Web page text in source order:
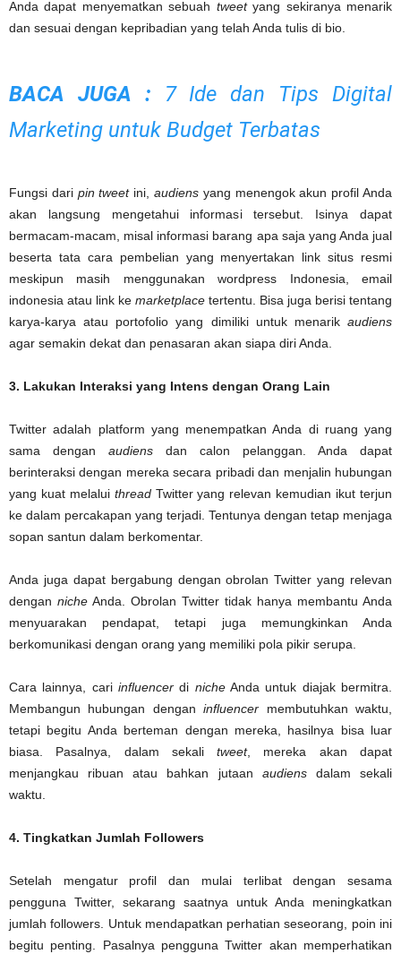
Anda dapat menyematkan sebuah tweetyang sekiranya menarik
dan sesuai dengan kepribadian yang telah Anda tulis di bio.
BACA JUGA :
7 Ide dan Tips Digital
Marketing untuk Budget Terbatas
Fungsi dari pin tweetini,audiens yang menengok akun profil Anda
akan langsung mengetahui informasi tersebut. Isinya dapat
bermacam-macam, misal informasi barang apa saja yang Anda jual
beserta tata cara pembelian yang menyertakan link situs resmi
meskipun masih menggunakan wordpress Indonesia, email
indonesia atau link ke marketplace tertentu. Bisa juga berisi tentang
karya-karya atau portofolio yang dimiliki untuk menarik audiens
agar semakin dekat dan penasaran akan siapa diri Anda.
3. Lakukan Interaksi yang Intens dengan Orang Lain
Twitter adalah platform yang menempatkan Anda di ruang yang
sama dengan audiens dan calon pelanggan. Anda dapat
berinteraksi dengan mereka secara pribadi dan menjalin hubungan
yang kuat melalui threadTwitter yang relevan kemudian ikut terjun
ke dalam percakapan yang terjadi. Tentunya dengan tetap menjaga
sopan santun dalam berkomentar.
Anda juga dapat bergabung dengan obrolan Twitter yang relevan
dengan niche Anda. Obrolan Twitter tidak hanya membantu Anda
menyuarakan pendapat, tetapi juga memungkinkan Anda
berkomunikasi dengan orang yang memiliki pola pikir serupa.
Cara lainnya, cari influencer di nicheAnda untuk diajak bermitra.
Membangun hubungan denganinfluencer membutuhkan waktu,
tetapi begitu Anda berteman dengan mereka, hasilnya bisa luar
biasa. Pasalnya, dalam sekalitweet, mereka akan dapat
menjangkau ribuan atau bahkan jutaan audiensdalam sekali
waktu.
4. Tingkatkan Jumlah Followers
Setelah mengatur profil dan mulai terlibat dengan sesama
pengguna Twitter, sekarang saatnya untuk Anda meningkatkan
jumlah followers. Untuk mendapatkan perhatian seseorang, poin ini
begitu penting. Pasalnya pengguna Twitter akan memperhatikan